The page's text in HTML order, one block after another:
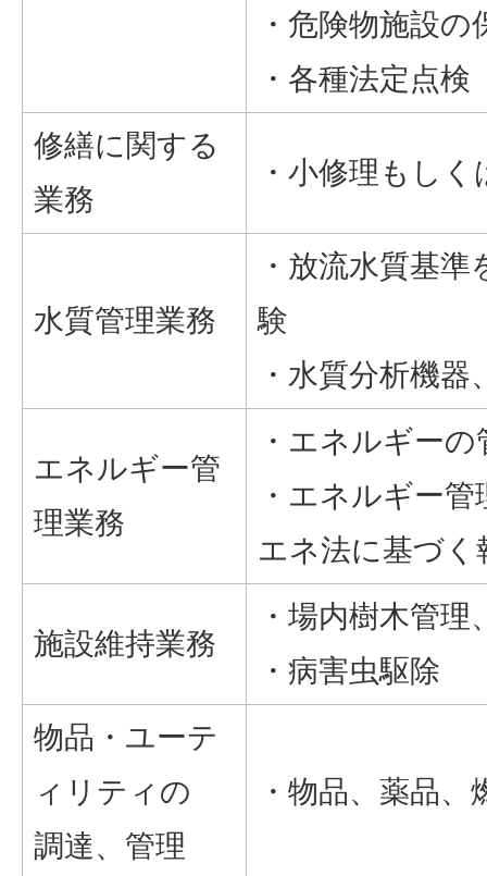
・危険物施設
・各種法定点検
修繕に関する
業務
・小修理もしく
水質管理業務
・放流水質基
験
・水質分析機
エネルギー管
理業務
・エネルギー
・エネルギー
エネ法に基づく
施設維持業務
・場内樹木管
・病害虫駆除
物品・ユーテ
ィリティの
調達、管理
・物品、薬品